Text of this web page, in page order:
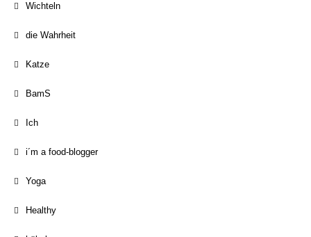
Wichteln
die Wahrheit
Katze
BamS
Ich
i´m a food-blogger
Yoga
Healthy